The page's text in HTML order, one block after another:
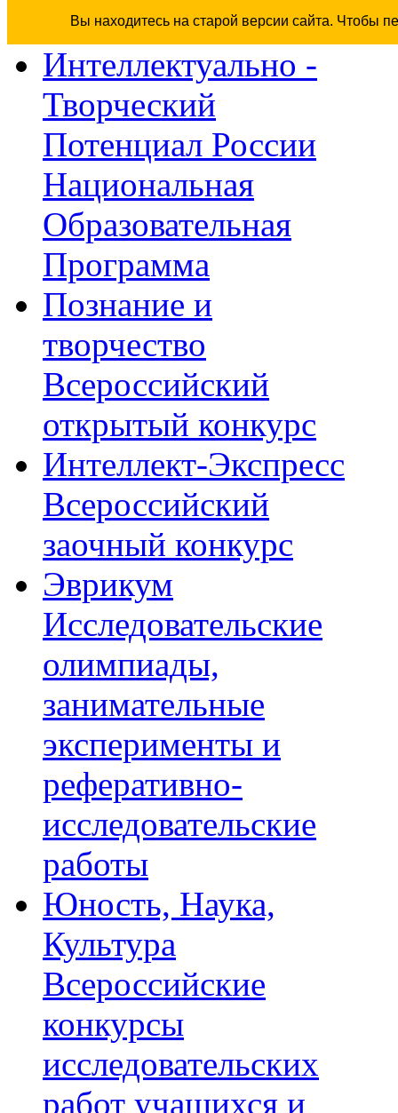
Вы находитесь на старой версии сайта. Чтобы
Интеллектуально -
Творческий
Потенциал России
Национальная
Образовательная
Программа
Познание и
творчество
Всероссийский
открытый конкурс
Интеллект-Экспресс
Всероссийский
заочный конкурс
Эврикум
Исследовательские
олимпиады,
занимательные
эксперименты и
реферативно-
исследовательские
работы
Юность, Наука,
Культура
Всероссийские
конкурсы
исследовательских
работ учащихся и